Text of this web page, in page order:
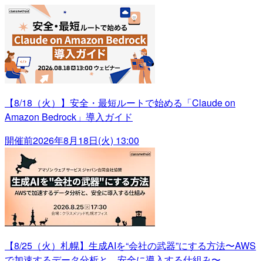
【8/18（火）】安全・最短ルートで始める「Claude on
Amazon Bedrock」導入ガイド
開催前2026年8月18日(火) 13:00
【8/25（火）札幌】生成AIを“会社の武器”にする方法〜AWS